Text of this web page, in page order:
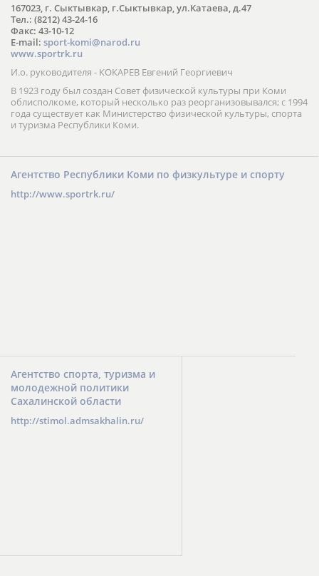
167023, г. Сыктывкар, г.Сыктывкар, ул.Катаева, д.47
Тел.: (8212) 43-24-16
Факс: 43-10-12
E-mail: sport-komi@narod.ru
www.sportrk.ru
И.о. руководителя - КОКАРЕВ Евгений Георгиевич
В 1923 году был создан Совет физической культуры при Коми
облисполкоме, который несколько раз реорганизовывался; с 1994
года существует как Министерство физической культуры, спорта
и туризма Республики Коми.
Агентство Республики Коми по физкультуре и спорту
http://www.sportrk.ru/
Агентство спорта, туризма и
молодежной политики
Сахалинской области
http://stimol.admsakhalin.ru/